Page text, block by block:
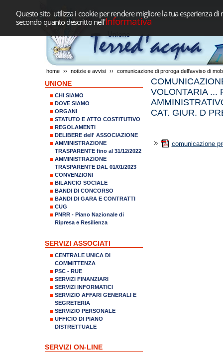
Questo sito utilizza i cookie per rendere migliore la tua esperienza
secondo quanto descritto nell'Informativa
home ›› notizie e avvisi ›› comunicazione di proroga dell'avviso di
UNIONE
CHI SIAMO
DOVE SIAMO
ORGANI
STATUTO E ATTO COSTITUTIVO
REGOLAMENTI
DELIBERE dell' ASSOCIAZIONE
AMMINISTRAZIONE
TRASPARENTE fino al 31/12/2022
AMMINISTRAZIONE
TRASPARENTE DAL 01/01/2023
CONVENZIONI
BILANCIO SOCIALE
BANDI DI CONCORSO
BANDI DI GARA E CONTRATTI
CUG
PNRR - Piano Nazionale di
Ripresa e Resilienza
SERVIZI ASSOCIATI
CENTRALE UNICA DI
COMMITTENZA
PSC - RUE
SERVIZI FINANZIARI
SERVIZI INFORMATICI
SERVIZIO AFFARI GENERALI E
SEGRETERIA
SERVIZIO PERSONALE
UFFICIO DI PIANO
DISTRETTUALE
SERVIZI ON-LINE
VOLONTARIA ...
CAT. GIUR. D
comunicazione